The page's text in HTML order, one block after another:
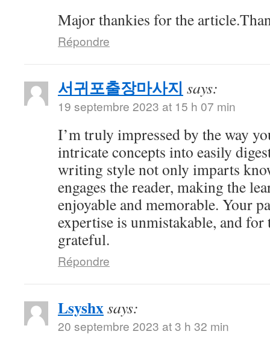
Major thankies for the
Répondre
서귀포출장마사지 says:
19 septembre 2023 at 15 h 07 min
I’m truly impressed by the way
intricate concepts into easily
writing style not only imparts
engages the reader, making the
enjoyable and memorable. Your
expertise is unmistakable, and for
grateful.
Répondre
Lsyshxsays:
20 septembre 2023 at 3 h 32 min